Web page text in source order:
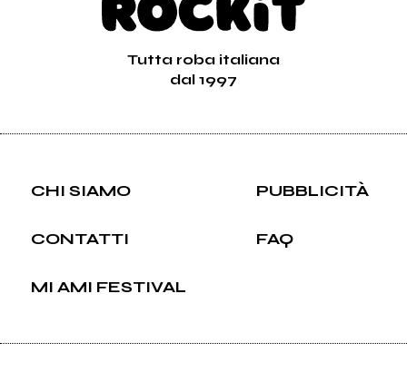
Tutta roba italiana
dal 1997
CHI SIAMO PUBBLICITÀ
CONTATTI FAQ
MI AMI FESTIVAL